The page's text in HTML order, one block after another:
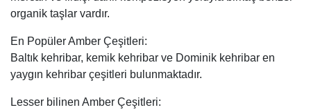
organik taşlar vardır.
En Popüler Amber Çeşitleri:
Baltık kehribar, kemik kehribar ve Dominik kehribar en
yaygın kehribar çeşitleri bulunmaktadır.
Lesser bilinen Amber Çeşitleri: